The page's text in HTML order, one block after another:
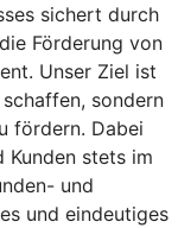
sichert durch
Förderung von
Unser Ziel ist
sondern
fördern. Dabei
Kunden stets im
und
und eindeutiges